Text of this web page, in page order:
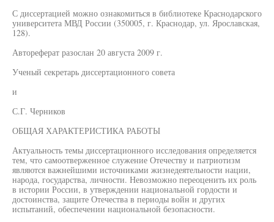
С диссертацией можно ознакомиться в библиотеке Краснодарского
университета МВД России (350005, г. Краснодар, ул. Ярославская,
128).
Автореферат разослан 20 августа 2009 г.
Ученый секретарь диссертационного совета
и
С.Г. Черников
ОБЩАЯ ХАРАКТЕРИСТИКА РАБОТЫ
Актуальность темы диссертационного исследования определяется
тем, что самоотверженное служение Отечеству и патриотизм
являются важнейшими источниками жизнедеятельности нации,
народа, государства, личности. Невозможно переоценить их роль
в истории России, в утверждении национальной гордости и
достоинства, защите Отечества в периоды войн и других
испытаний, обеспечении национальной безопасности.